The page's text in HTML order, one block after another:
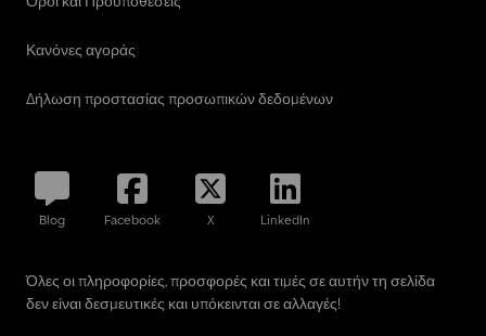
Κανόνες αγοράς
Δήλωση προστασίας προσωπικών δεδομένων
Blog Facebook X LinkedIn
Όλες οι πληροφορίες, προσφορές και τιμές σε αυτήν τη σελίδα
δεν είναι δεσμευτικές και υπόκεινται σε αλλαγές!